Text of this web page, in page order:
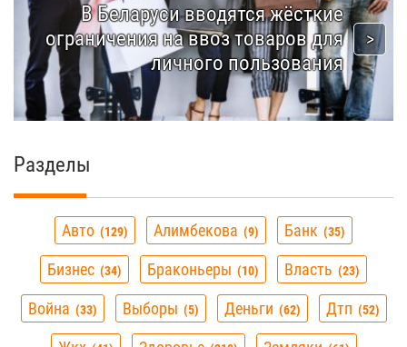
В Беларуси вводятся жёсткие
ограничения на ввоз товаров для
личного пользования
Разделы
Авто 129 Алимбекова 9 Банк 35
Бизнес 34 Браконьеры 10 Власть 23
Война 33 Выборы 5 Деньги 62 Дтп 52